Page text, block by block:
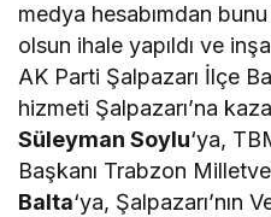
medya hesabımdan
olsun ihale yapıldı ve
AK Parti Şalpazarı İlçe
hizmeti Şalpazarı’na
Süleyman Soylu‘ya,
Başkanı Trabzon
Balta‘ya, Şalpazarı’nın